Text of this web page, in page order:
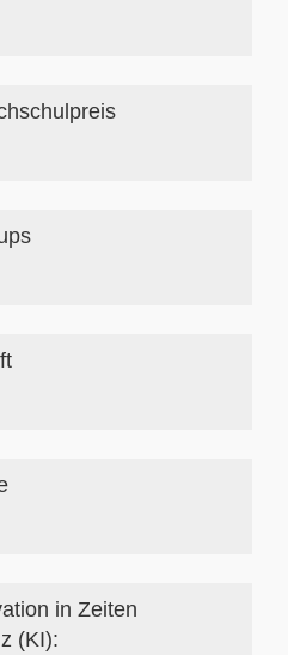
in Zeiten
(KI):